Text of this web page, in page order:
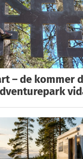
– de kommer